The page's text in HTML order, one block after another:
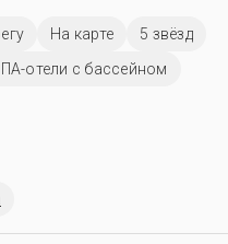
На карте
5 звёзд
отели с бассейном